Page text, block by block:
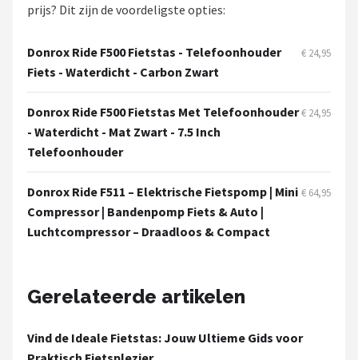
Schwalbe
Voltano
Cortina
Alle merken →
prijs? Dit zijn de voordeligste opties:
Donrox Ride F500 Fietstas - Telefoonhouder
Fiets - Waterdicht - Carbon Zwart
€ 24,95
Donrox Ride F500 Fietstas Met Telefoonhouder
- Waterdicht - Mat Zwart - 7.5 Inch
Telefoonhouder
€ 24,95
Donrox Ride F511 – Elektrische Fietspomp | Mini
Compressor | Bandenpomp Fiets & Auto |
Luchtcompressor – Draadloos & Compact
€ 64,95
Gerelateerde artikelen
Vind de Ideale Fietstas: Jouw Ultieme Gids voor